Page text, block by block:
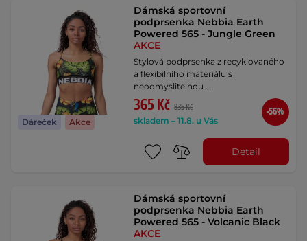
Dáreček Akce
Dámská sportovní
podprsenka Nebbia Earth
Powered 565 - Jungle Green
AKCE
Stylová podprsenka z recyklovaného
a flexibilního materiálu s
neodmyslitelnou …
365 Kč 835 Kč
skladem – 11.8. u Vás
-56%
Detail
Dámská sportovní
podprsenka Nebbia Earth
Powered 565 - Volcanic Black
AKCE